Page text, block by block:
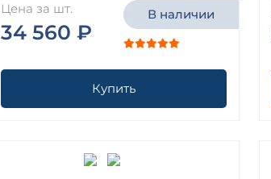
Цена за шт.
34 560 ₽
В наличии
Купить